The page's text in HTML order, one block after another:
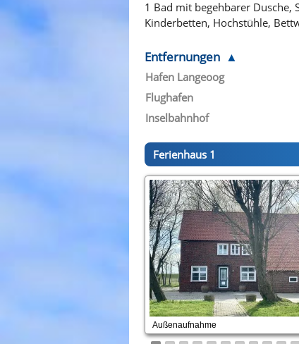
1 Bad mit begehbarer Dusche,
Kinderbetten, Hochstühle,
Entfernungen
Hafen Langeoog
Flughafen
Inselbahnhof
Ferienhaus 1
Außenaufnahme